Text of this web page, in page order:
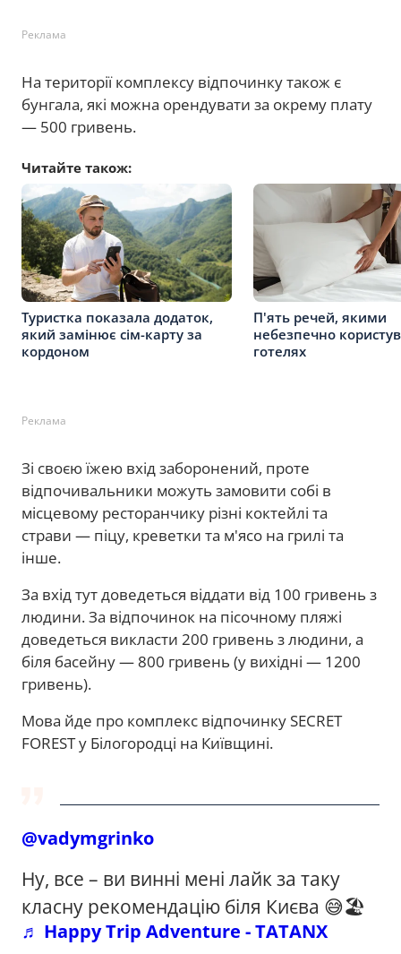
Реклама
На території комплексу відпочинку також є
бунгала, які можна орендувати за окрему плату
— 500 гривень.
Читайте також:
Туристка показала додаток,
який замінює сім-карту за
кордоном
П'ять речей, якими
небезпечно
готелях
Реклама
Зі своєю їжею вхід заборонений, проте
відпочивальники можуть замовити собі в
місцевому ресторанчику різні коктейлі та
страви — піцу, креветки та м'ясо на грилі та
інше.
За вхід тут доведеться віддати від 100 гривень з
людини. За відпочинок на пісочному пляжі
доведеться викласти 200 гривень з людини, а
біля басейну — 800 гривень (у вихідні — 1200
гривень).
Мова йде про комплекс відпочинку SECRET
FOREST у Білогородці на Київщині.
@vadymgrinko
Ну, все – ви винні мені лайк за таку
класну рекомендацію біля Києва 😅🏖️
♬ Happy Trip Adventure - TATANX